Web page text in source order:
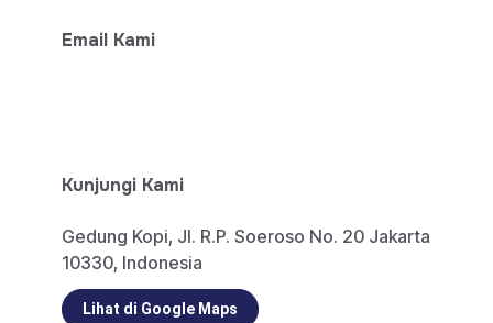
Email Kami
Kunjungi Kami
Gedung Kopi, Jl. R.P. Soeroso No. 20 Jakarta
10330, Indonesia
Lihat di Google Maps